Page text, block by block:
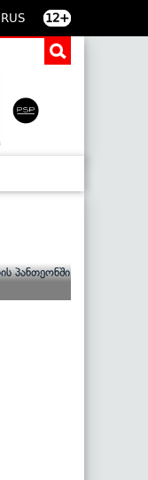
RUS 12+